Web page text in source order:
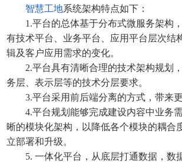
智慧工地系统架构特点如下：
1.平台的总体基于分布式微服务架构，
有技术平台、业务平台、应用平台层次结
辑及客户应用需求的变化。
2.平台具有清晰合理的技术架构规划，
务层、表示层等的技术分层要求。
3.平台采用前后端分离的方式，带来更
4.平台规划能够完成建设内容中业务
晰的模块化架构，以降低各个模块的耦合
立部署和升级。
5. 一体化平台，从底层打通数据，数